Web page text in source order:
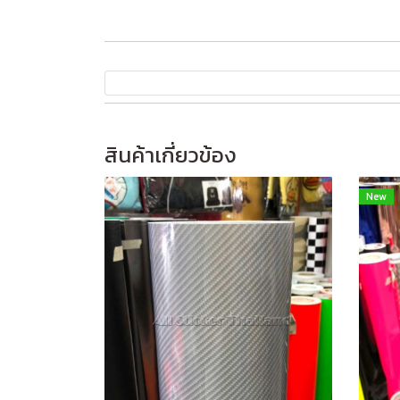
สินค้าเกี่ยวข้อง
New